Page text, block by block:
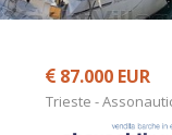
87.000 EUR
Trieste -